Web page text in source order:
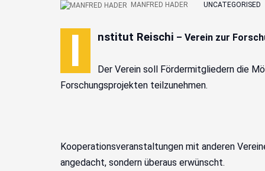
MANFRED HADER UNCATEGORISED
I nstitut Reischi – Verein zur
Der Verein soll Fördermitgliedern die
Forschungsprojekten teilzunehmen.
Kooperationsveranstaltungen mit anderen
angedacht, sondern überaus erwünscht.